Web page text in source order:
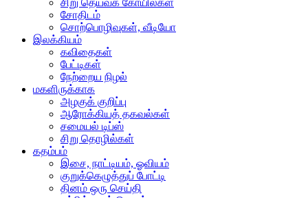
சோதிடம்
சொற்பொழிவுகள், வீடியோ
இலக்கியம்
கவிதைகள்
பேட்டிகள்
நேற்றைய நிழல்
மகளிருக்காக
அழகுக் குறிப்பு
ஆரோக்கியத் தகவல்கள்
சமையல் டிப்ஸ்
சிறு தொழில்கள்
கதம்பம்
இசை, நாட்டியம், ஓவியம்
குறுக்கெழுத்துப் போட்டி
தினம் ஒரு செய்தி